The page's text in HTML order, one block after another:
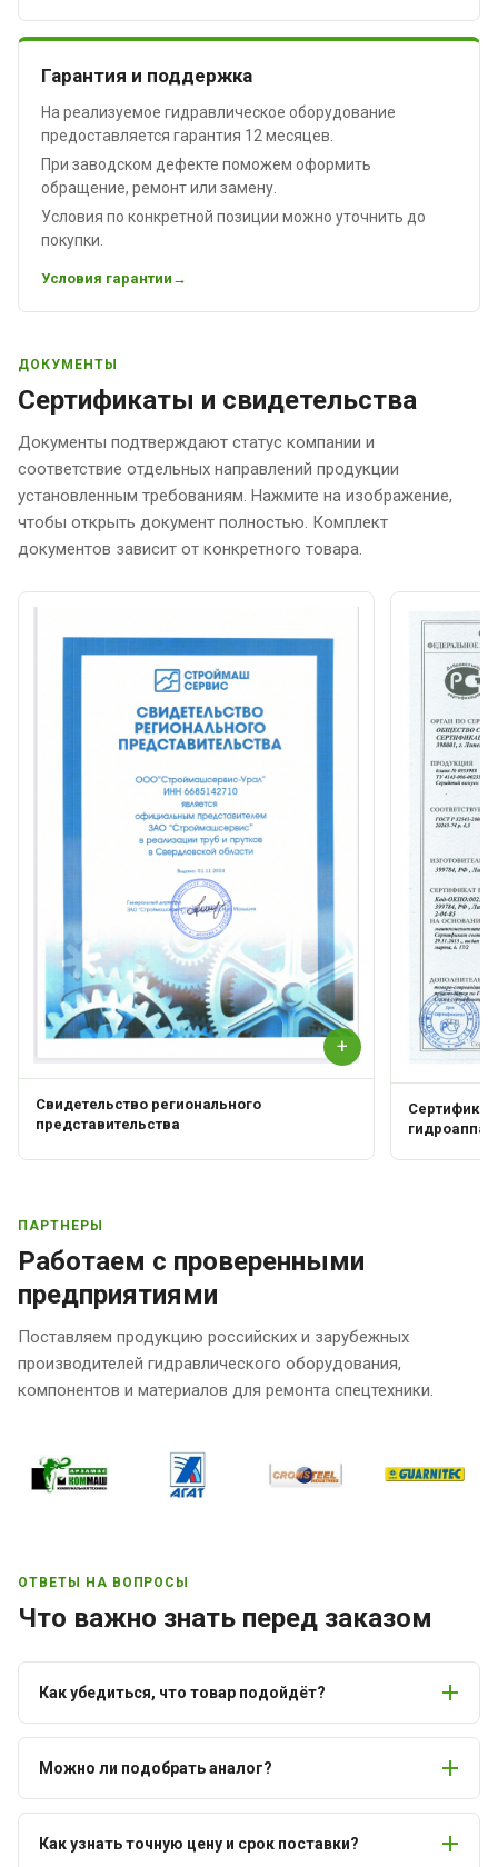
Гарантия и поддержка
На реализуемое гидравлическое оборудование
предоставляется гарантия 12 месяцев.
При заводском дефекте поможем оформить
обращение, ремонт или замену.
Условия по конкретной позиции можно уточнить до
покупки.
Условия гарантии
ДОКУМЕНТЫ
Сертификаты и свидетельства
Документы подтверждают статус компании и
соответствие отдельных направлений продукции
установленным требованиям. Нажмите на изображение,
чтобы открыть документ полностью. Комплект
документов зависит от конкретного товара.
+
Свидетельство регионального
представительства
Сертификат
ПАРТНЕРЫ
Работаем с проверенными
предприятиями
Поставляем продукцию российских и зарубежных
производителей гидравлического оборудования,
компонентов и материалов для ремонта спецтехники.
ОТВЕТЫ НА ВОПРОСЫ
Что важно знать перед заказом
Как убедиться, что товар подойдёт?
Можно ли подобрать аналог?
Как узнать точную цену и срок поставки?